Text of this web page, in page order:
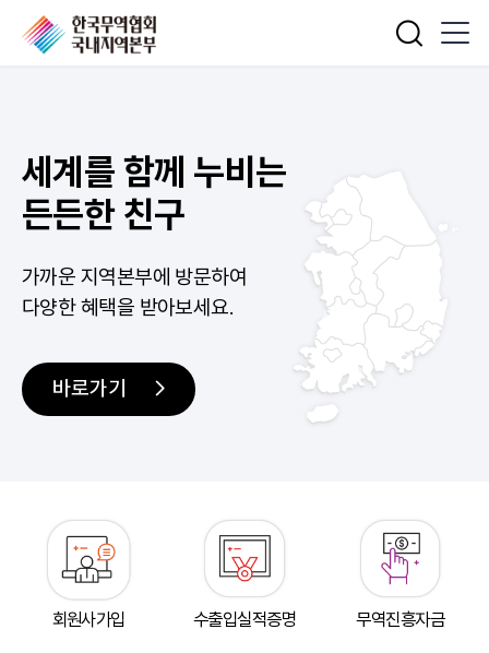
통합검색
세계를 함께 누비는
든든한 친구
가까운 지역본부에 방문하여
다양한 혜택을 받아보세요.
바로가기
회원사가입 수출입실적증명 무역진흥자금